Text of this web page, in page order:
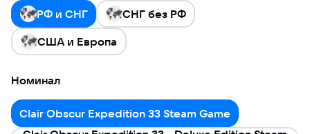
РФ и СНГ
СНГ без РФ
США и Европа
Номинал
Clair Obscur Expedition 33 Steam Game